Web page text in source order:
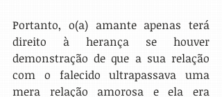
Portanto, o(a) amante apenas terá
direito à herança se houver
demonstração de que a sua relação
com o falecido ultrapassava uma
mera relação amorosa e ela era